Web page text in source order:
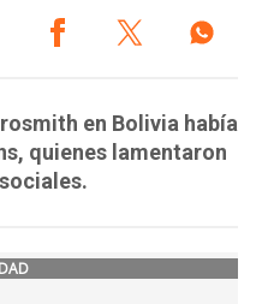
en Bolivia había
quienes lamentaron